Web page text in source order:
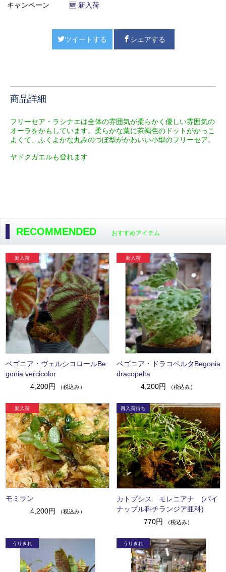
キャンペーン 🆕 新入荷
ツイートする シェアする
商品詳細
フリーセア・ラシナエは全体の雰囲気が柔らかく優しい雰囲気の
オーラをかもしています。 柔らかな葉に茶褐色のドットがかっこ
よくて、 ふくよかな丸みのつぼ型がかわいい小型のフリーセア。
ヤドクガエルも登れます
RECOMMENDED おすすめアイテム
ベゴニア・ヴェルシコロールBe
gonia vercicolor
4,200円
（税込み）
ベゴニア・ドラコペルタBegonia
dracopelta
4,200円
（税込み）
モミラン
4,200円
（税込み）
カトプシス モレニアナ (パイ
ナップル科チランジア亜科)
770円
（税込み）